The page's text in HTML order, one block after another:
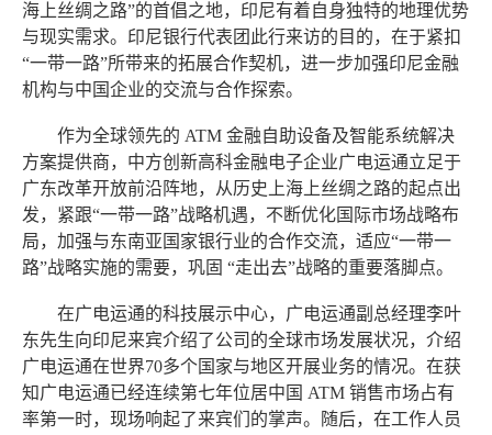
海上丝绸之路”的首倡之地，印尼有着自身独特的地理优势
与现实需求。印尼银行代表团此行来访的目的，在于紧扣
“一带一路”所带来的拓展合作契机，进一步加强印尼金融
机构与中国企业的交流与合作探索。
作为全球领先的 ATM 金融自助设备及智能系统解决
方案提供商，中方创新高科金融电子企业广电运通立足于
广东改革开放前沿阵地，从历史上海上丝绸之路的起点出
发，紧跟“一带一路”战略机遇，不断优化国际市场战略布
局，加强与东南亚国家银行业的合作交流，适应“一带一
路”战略实施的需要，巩固 “走出去”战略的重要落脚点。
在广电运通的科技展示中心，广电运通副总经理李叶
东先生向印尼来宾介绍了公司的全球市场发展状况，介绍
广电运通在世界70多个国家与地区开展业务的情况。在获
知广电运通已经连续第七年位居中国 ATM 销售市场占有
率第一时，现场响起了来宾们的掌声。随后，在工作人员